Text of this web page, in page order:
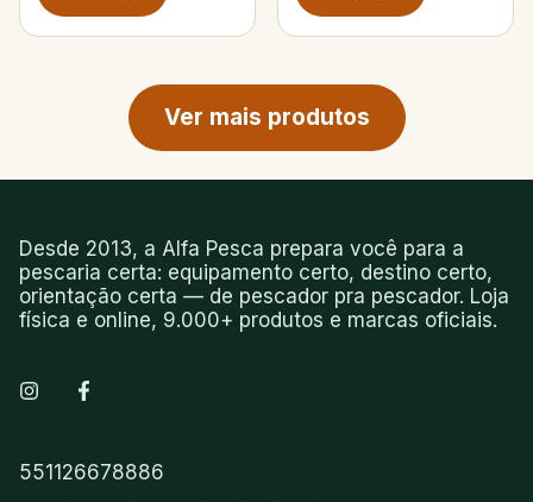
Ver mais produtos
Desde 2013, a Alfa Pesca prepara você para a
pescaria certa: equipamento certo, destino certo,
orientação certa — de pescador pra pescador. Loja
física e online, 9.000+ produtos e marcas oficiais.
551126678886